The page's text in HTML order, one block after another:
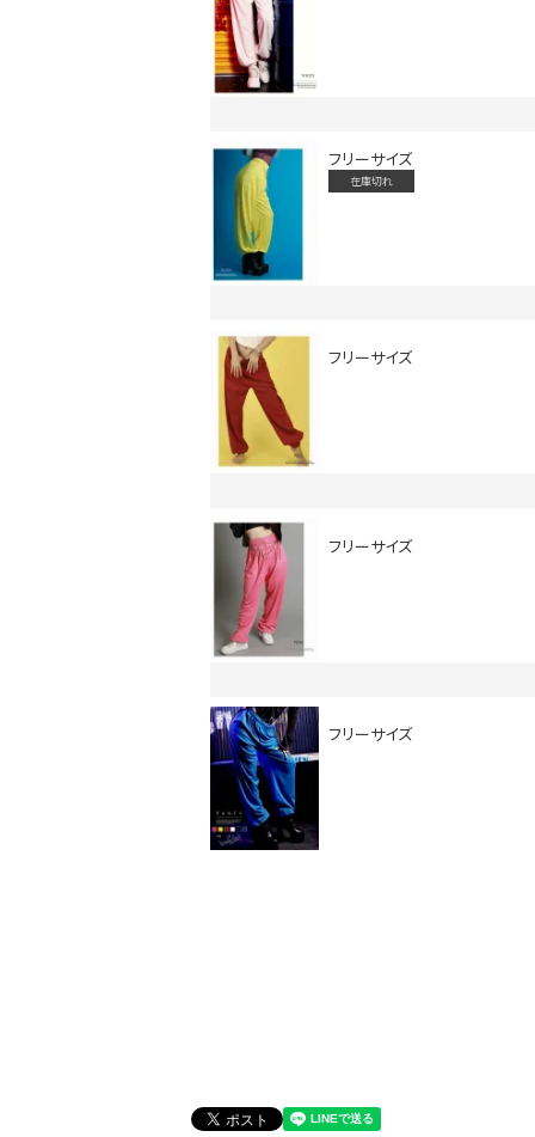
会員登録でいつでもお得に
Instagram LIVE items
フリーサイズ
在庫切れ
フリーサイズ
フリーサイズ
フリーサイズ